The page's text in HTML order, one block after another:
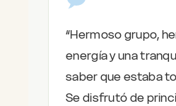
“Hermoso grupo,
energía y una
saber que estaba
Se disfrutó de